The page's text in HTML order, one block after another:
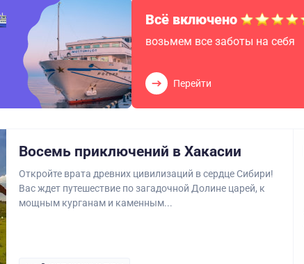
Всё включено
возьмем все заботы на себя
Перейти
Восемь приключений в Хакасии
Откройте врата древних цивилизаций в сердце Сибири!
Вас ждет путешествие по загадочной Долине царей, к
мощным курганам и каменным...